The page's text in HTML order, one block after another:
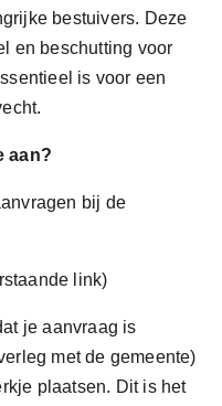
bestuivers. Deze
en beschutting voor
is voor een
aan?
bij de
link)
jeaanvraag is
met de gemeente)
plaatsen. Dit is het